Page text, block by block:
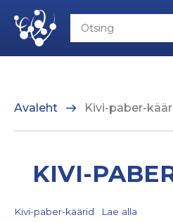
Avaleht Kivi-paber-
KIVI-
Kivi-paber-käärid Lae alla